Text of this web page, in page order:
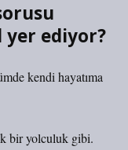
yer ediyor?
kendi hayatıma
bir yolculuk gibi.